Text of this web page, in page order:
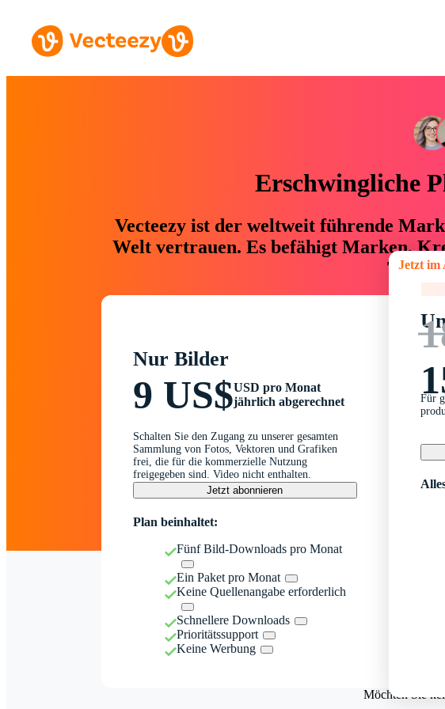
Erschwingliche
Vecteezy ist der weltweit führende
Welt vertrauen. Es befähigt Marken,
76 %
Nur Bilder
9 US$USD pro Monat
jährlich abgerechnet
Schalten Sie den Zugang zu unserer gesamten
Sammlung von Fotos, Vektoren und Grafiken
frei, die für die kommerzielle Nutzung
freigegeben sind. Video nicht enthalten.
Jetzt abonnieren
Plan beinhaltet:
Fünf Bild-Downloads pro Monat
Ein Paket pro Monat
Keine Quellenangabe erforderlich
Schnellere Downloads
Prioritätssupport
Keine Werbung
Jetzt im
Für
Möchten Sie